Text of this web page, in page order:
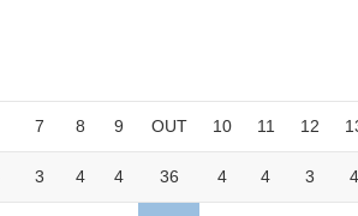
7 8 9 OUT 10 11 12
3 4 4 36 4 4 3 4